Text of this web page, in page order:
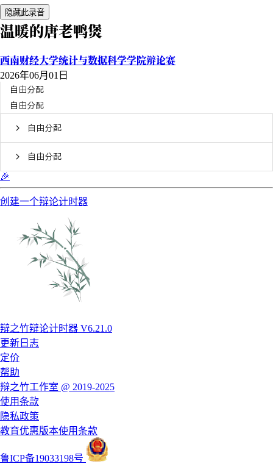
隐藏此录音
温暖的唐老鸭煲
西南财经大学统计与数据科学学院辩论赛
2026年06月01日
自由分配
自由分配
自由分配
自由分配
🎉
创建一个辩论计时器
辩之竹辩论计时器 V6.21.0
更新日志
定价
帮助
辩之竹工作室 @ 2019-2025
使用条款
隐私政策
教育优惠版本使用条款
鲁ICP备19033198号